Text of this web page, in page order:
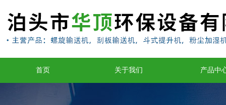
首页 关于我们 产品中